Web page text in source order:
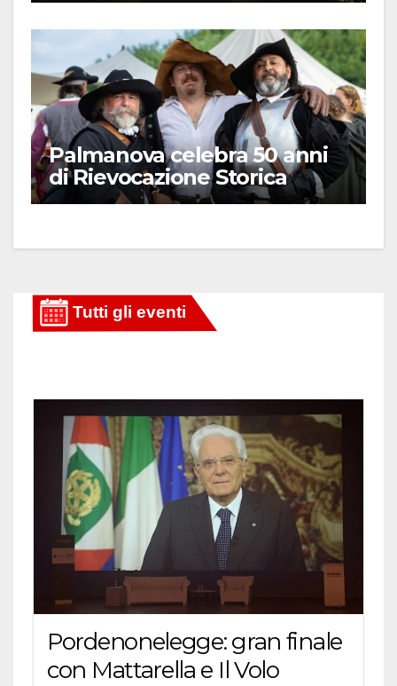
Palmanova celebra 50 anni
di Rievocazione Storica
Pordenonelegge: gran finale
con Mattarella e Il Volo